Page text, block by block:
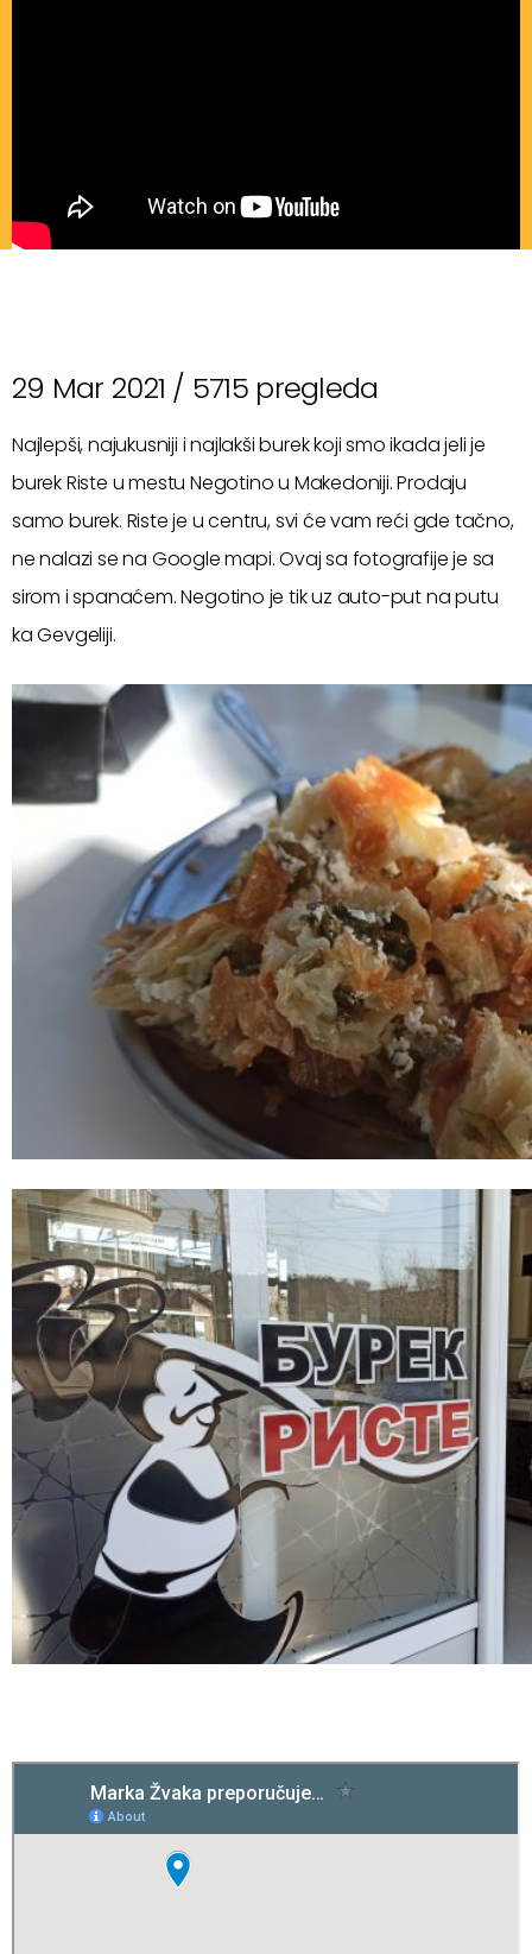
29 Mar 2021 / 5715 pregleda
Najlepši, najukusniji i najlakši burek koji smo ikada jeli je
burek Riste u mestu Negotino u Makedoniji. Prodaju
samo burek. Riste je u centru, svi će vam reći gde tačno,
ne nalazi se na Google mapi. Ovaj sa fotografije je sa
sirom i spanaćem. Negotino je tik uz auto-put na putu
ka Gevgeliji.